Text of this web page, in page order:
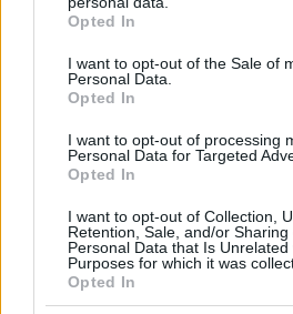
grant or deny consent to Google
use your data for below specified
consent section.
Opted In
I want to opt-out of the Sale of
Personal Data.
Opted In
I want to opt-out of processing
Personal Data for Targeted
Opted In
I want to opt-out of Collection,
Retention, Sale, and/or Sharing
Personal Data that Is Unrelated
Purposes for which it was
Opted In
φιλμογραφία του κοσμεί
άψογα στις αποχρώσεις
Αρθουρ Ντέιβις, έναν
τον έρωτα και τις
Αγγλία του 1920. Στο φιλμ
αποχρώσεις των ιστορικών
προσδίδοντας βάθος στους
Επιπλέον, στην «Αγάπη